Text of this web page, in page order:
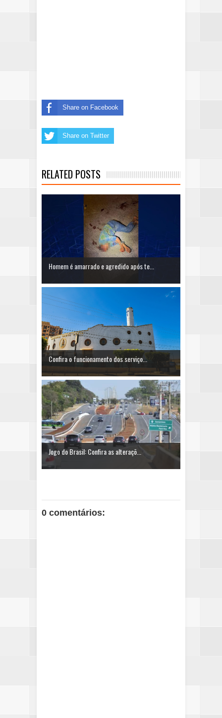
Share on Facebook
Share on Twitter
RELATED POSTS
Homem é amarrado e agredido após te...
Confira o funcionamento dos serviço...
Jogo do Brasil: Confira as alteraçõ...
0 comentários: